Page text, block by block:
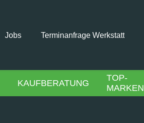
Jobs Terminanfrage Werkstatt
KAUFBERATUNG
TOP-
MARKEN